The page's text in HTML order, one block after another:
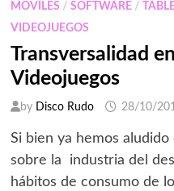
VENTAS
DEL
ECOMMERCE
MÉXICO
MOVILES / SOFTWARE/
VIDEOJUEGOS
Transversalidad
Videojuegos
by Disco Rudo 28/10/
Si bien ya hemos
sobre la industria del
hábitos de consumo de